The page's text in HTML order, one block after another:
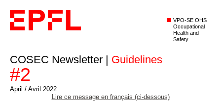
VPO-SE OHS
Occupational
Health and
Safety
COSEC Newsletter | Guidelines
#2
April / Avril 2022
Lire ce message en français (ci-dessous)